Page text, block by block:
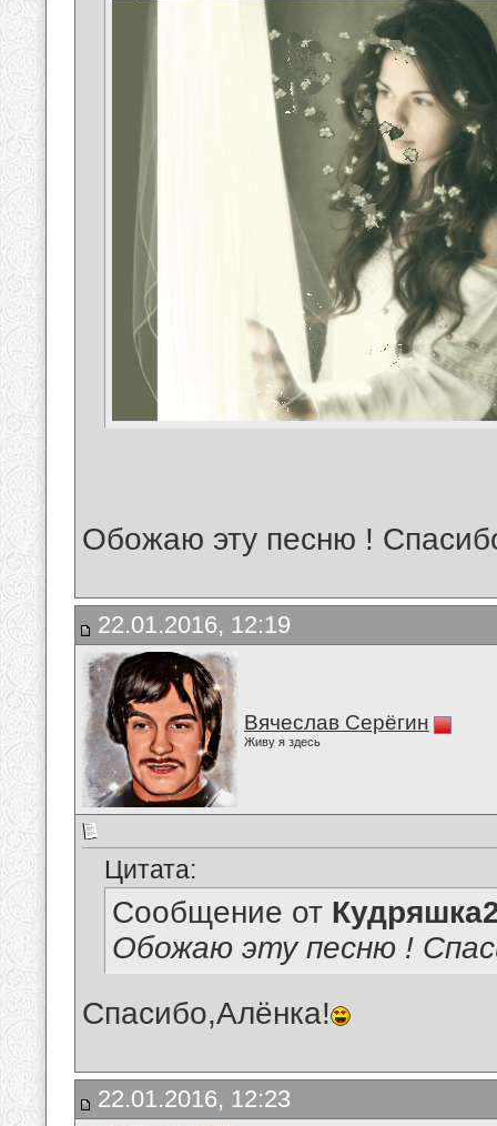
Обожаю эту песню !
22.01.2016, 12:19
Вячеслав Серёгин
Живу я здесь
Цитата:
Сообщение от
Обожаю эту песню !
Спасибо,Алёнка!
22.01.2016, 12:23